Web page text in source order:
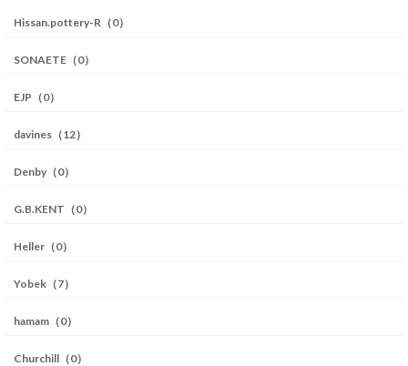
Hissan.pottery-R（0）
SONAETE（0）
EJP（0）
davines（12）
Denby（0）
G.B.KENT（0）
Heller（0）
Yobek（7）
hamam（0）
Churchill（0）